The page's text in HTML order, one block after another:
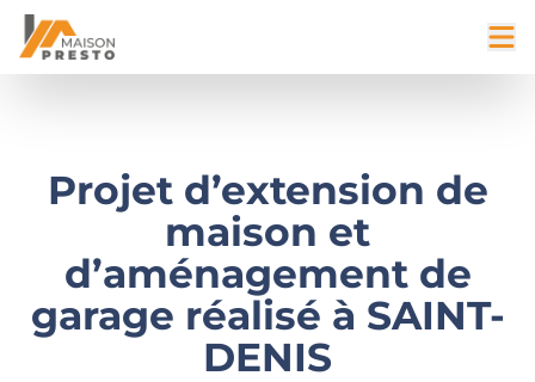
Projet d’extension de
maison et
d’aménagement de
garage réalisé à SAINT-
DENIS